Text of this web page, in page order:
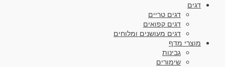
דגים
דגים טריים
דגים קפואים
דגים מעושנים ומלוחים
מוצרי מדף
גבינות
שימורים